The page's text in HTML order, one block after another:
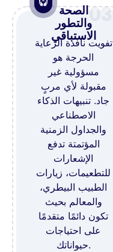
03الصحة
والتطور
الاستباقي
تفويت نافذة الرعاية
الحرجة هو
مسؤولية غير
مقبولة لأي مربٍ
جاد. تنبيهات الذكاء
الاصطناعي
والجداول الزمنية
المؤتمتة تدفع
الإشعارات
للتطعيمات، زيارات
الطبيب البيطري،
والمعالم بحيث
تكون دائمًا متقدمًا
على احتياجات
حيواناتك.